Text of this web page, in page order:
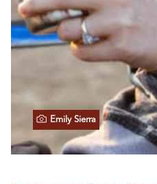
Emily Sierra